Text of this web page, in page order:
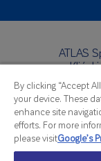
ATLAS
91-
By clicking “Accept
your device. These
enhance site
efforts. For more
please visitGoogle’s